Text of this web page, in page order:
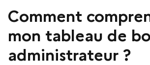
Comment
mon tableau de
administrateur ?